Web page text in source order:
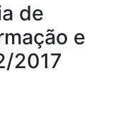
de
e
2017